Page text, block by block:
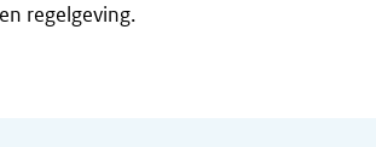
regelgeving.